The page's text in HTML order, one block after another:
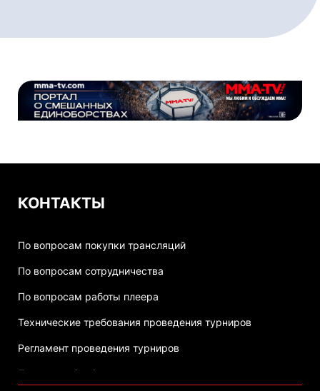
КОНТАКТЫ
По вопросам покупки трансляций
По вопросам сотрудничества
По вопросам работы плеера
Технические требования проведения турниров
Регламент проведения турниров
Политика обработки персональных данных